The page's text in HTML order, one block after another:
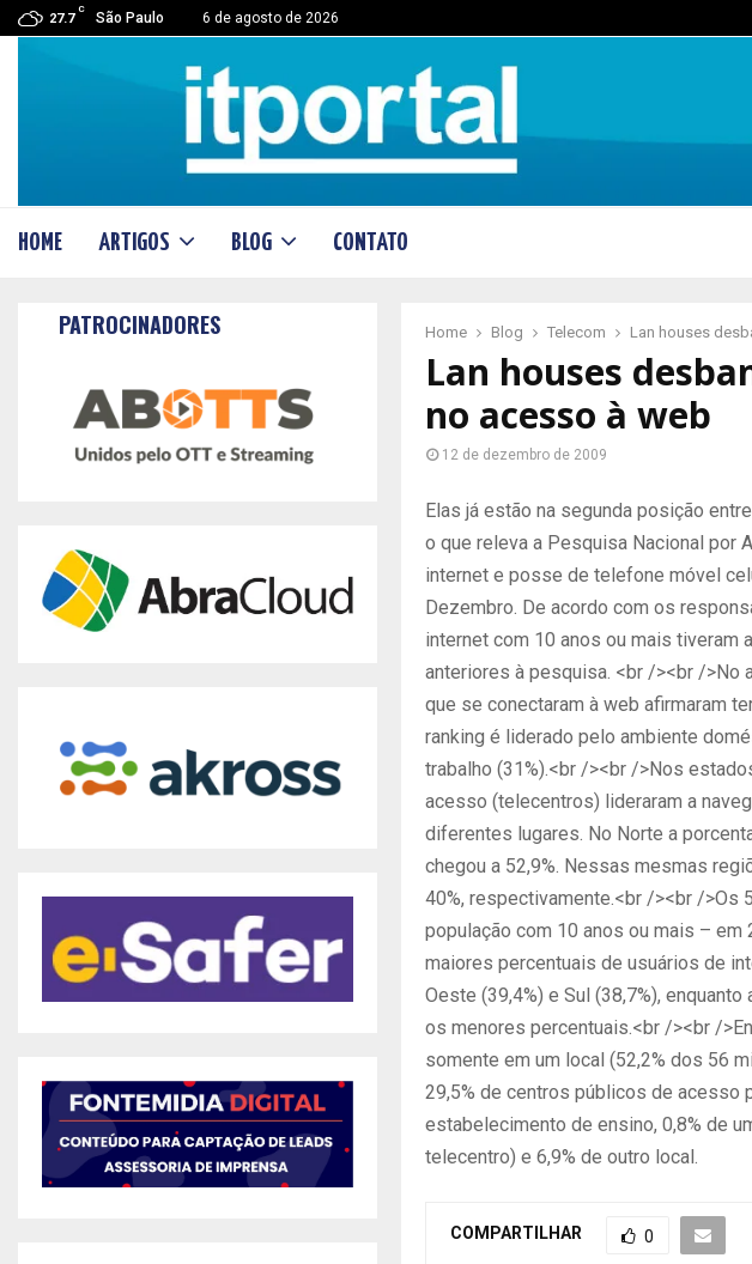
27.7
C
São Paulo 6 de agosto de 2026
HOME ARTIGOS BLOG CONTATO
Home Blog Telecom Lan houses
Lan houses
no acesso à web
12 de dezembro de 2009
Elas já estão na segunda posição
o que releva a Pesquisa Nacional por
internet e posse de telefone móvel
Dezembro. De acordo com os
internet com 10 anos ou mais
anteriores à pesquisa. <br /><br />No
que se conectaram à web afirmaram
ranking é liderado pelo ambiente
trabalho (31%).<br /><br />Nos
acesso (telecentros) lideraram a
diferentes lugares. No Norte a
chegou a 52,9%. Nessas mesmas
40%, respectivamente.<br /><br />Os
população com 10 anos ou mais – em
maiores percentuais de usuários de
Oeste (39,4%) e Sul (38,7%),
os menores percentuais.<br /><br /
somente em um local (52,2% dos 56
29,5% de centros públicos de acesso
estabelecimento de ensino, 0,8% de
telecentro) e 6,9% de outro local.
COMPARTILHAR 0
PATROCINADORES